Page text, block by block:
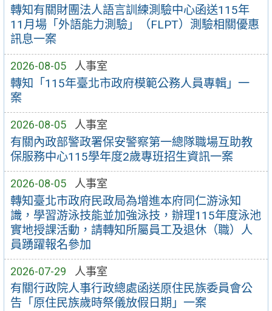
轉知有關財團法人語言訓練測驗中心函送115年
11月場「外語能力測驗」（FLPT）測驗相關優惠
訊息一案
2026-08-05 人事室
轉知「115年臺北市政府模範公務人員專輯」一
案
2026-08-05 人事室
有關內政部警政署保安警察第一總隊職場互助教
保服務中心115學年度2歲專班招生資訊一案
2026-08-05 人事室
轉知臺北市政府民政局為增進本府同仁游泳知
識，學習游泳技能並加強泳技，辦理115年度泳池
實地授課活動，請轉知所屬員工及退休（職）人
員踴躍報名參加
2026-07-29 人事室
有關行政院人事行政總處函送原住民族委員會公
告「原住民族歲時祭儀放假日期」一案